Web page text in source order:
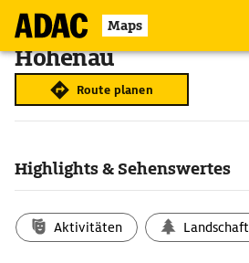
Maps
Hohenau
Route planen
Highlights & Sehenswertes
Aktivitäten Landschaft